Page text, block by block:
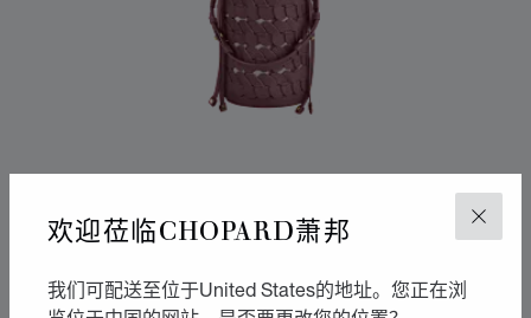
关闭
欢迎莅临CHOPARD萧邦
我们可配送至位于United States的地址。您正在浏